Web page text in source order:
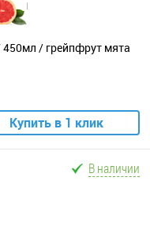
450мл / грейпфрут мята
Купить в 1 клик
В наличии